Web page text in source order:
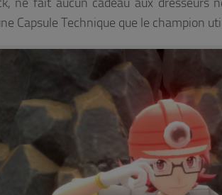
Capsule Technique que le champion